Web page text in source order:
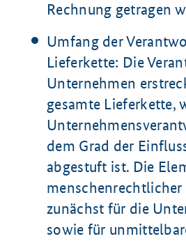
Rechnung getragen
Umfang der
Lieferkette: Die
Unternehmen
gesamte Lieferkette,
dem Grad der
abgestuft ist. Die
zunächst für die
sowie für